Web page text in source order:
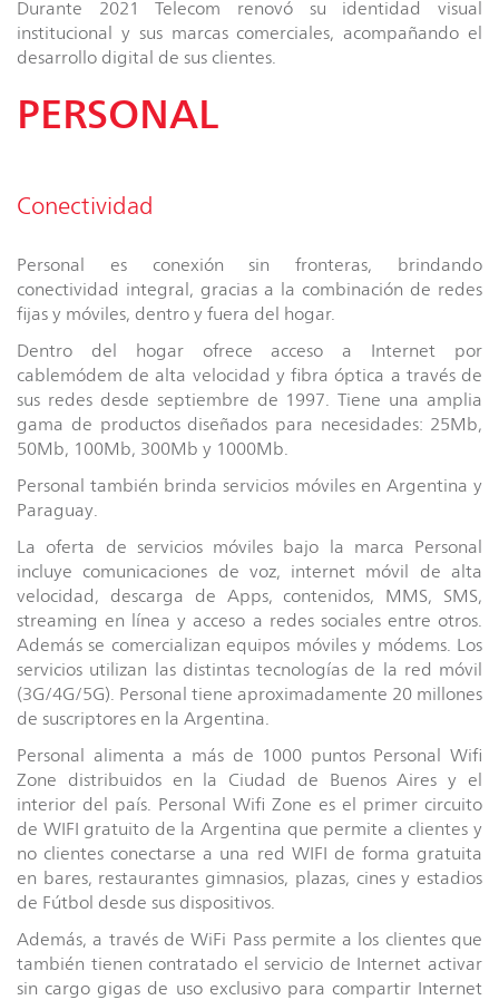
Durante 2021 Telecom renovó su identidad visual
institucional y sus marcas comerciales, acompañando el
desarrollo digital de sus clientes.
PERSONAL
Conectividad
Personal es conexión sin fronteras, brindando
conectividad integral, gracias a la combinación de redes
fijas y móviles, dentro y fuera del hogar.
Dentro del hogar ofrece acceso a Internet por
cablemódem de alta velocidad y fibra óptica a través de
sus redes desde septiembre de 1997. Tiene una amplia
gama de productos diseñados para necesidades: 25Mb,
50Mb, 100Mb, 300Mb y 1000Mb.
Personal también brinda servicios móviles en Argentina y
Paraguay.
La oferta de servicios móviles bajo la marca Personal
incluye comunicaciones de voz, internet móvil de alta
velocidad, descarga de Apps, contenidos, MMS, SMS,
streaming en línea y acceso a redes sociales entre otros.
Además se comercializan equipos móviles y módems. Los
servicios utilizan las distintas tecnologías de la red móvil
(3G/4G/5G). Personal tiene aproximadamente 20 millones
de suscriptores en la Argentina.
Personal alimenta a más de 1000 puntos Personal Wifi
Zone distribuidos en la Ciudad de Buenos Aires y el
interior del país. Personal Wifi Zone es el primer circuito
de WIFI gratuito de la Argentina que permite a clientes y
no clientes conectarse a una red WIFI de forma gratuita
en bares, restaurantes gimnasios, plazas, cines y estadios
de Fútbol desde sus dispositivos.
Además, a través de WiFi Pass permite a los clientes que
también tienen contratado el servicio de Internet activar
sin cargo gigas de uso exclusivo para compartir Internet